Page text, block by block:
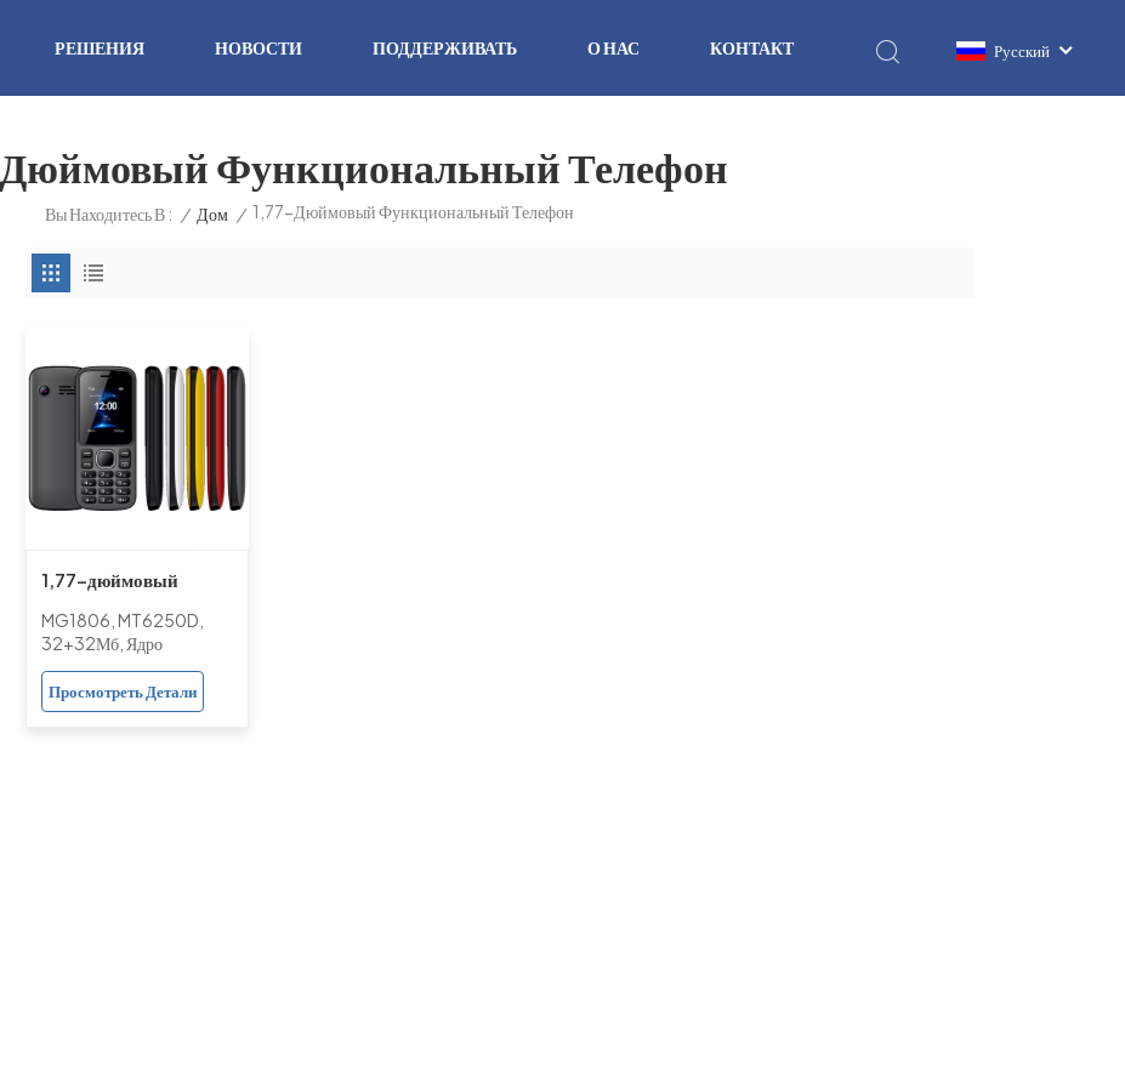
Русский
РЕШЕНИЯ НОВОСТИ ПОДДЕРЖИВАТЬ О НАС КОНТАКТ
Функциональный Телефон
Вы Находитесь В : / Дом / 1,77-Дюймовый Функциональный Телефон
1,77-дюймовый
функциональный
телефон GSM с двумя
SIM-картами 2G и
чипсетом MT6250D
MG1806, MT6250D,
32+32Мб, Ядро
Просмотреть Детали